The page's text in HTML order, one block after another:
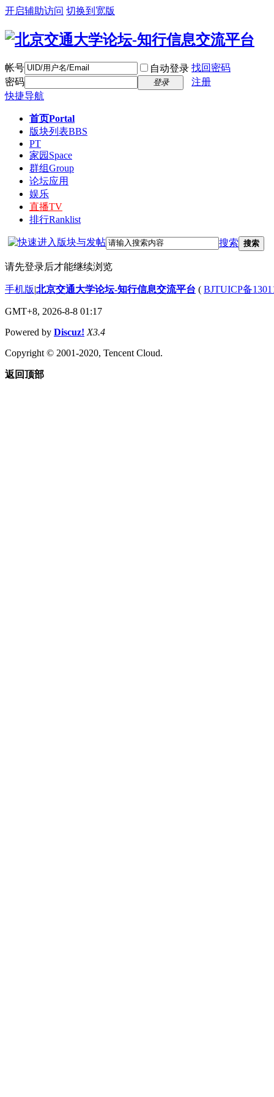
开启辅助访问 切换到宽版
帐号 自动登录 找回密码
密码
登录
注册
快捷导航
首页Portal
版块列表BBS
PT
家园 Space
群组Group
论坛应用
娱乐
直播TV
排行Ranklist
搜索 搜索
请先登录后才能继续浏览
手机版|北京交通大学论坛-知行信息交流平台 ( BJTUICP备
GMT+8, 2026-8-8 01:17
Powered by Discuz! X3.4
Copyright © 2001-2020, Tencent Cloud.
返回顶部